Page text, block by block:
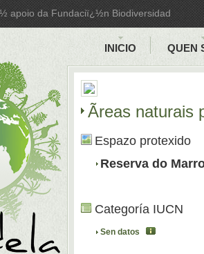
apoio da Fundaciï¿½n Biodiversidad
INICIO QUEN
Ãreas
Espazo protexido
Reserva do
Categoría IUCN
Sen datos